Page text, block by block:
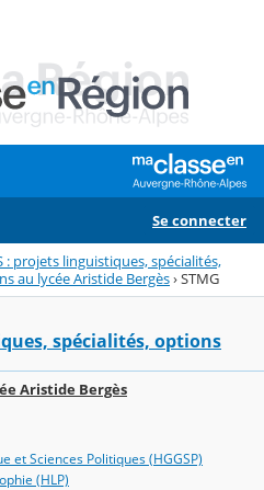
Se connecter
: projets linguistiques, spécialités,
au lycée Aristide Bergès›STMG
spécialités, options
Aristide Bergès
et Sciences Politiques (HGGSP)
(HLP)